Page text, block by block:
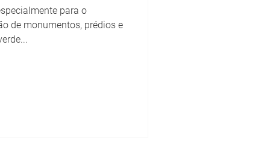
para o
de monumentos, prédios e